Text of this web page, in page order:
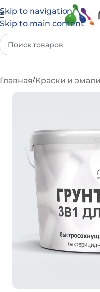
Skip to navigation
Skip to main content
Главная Краски и эмали